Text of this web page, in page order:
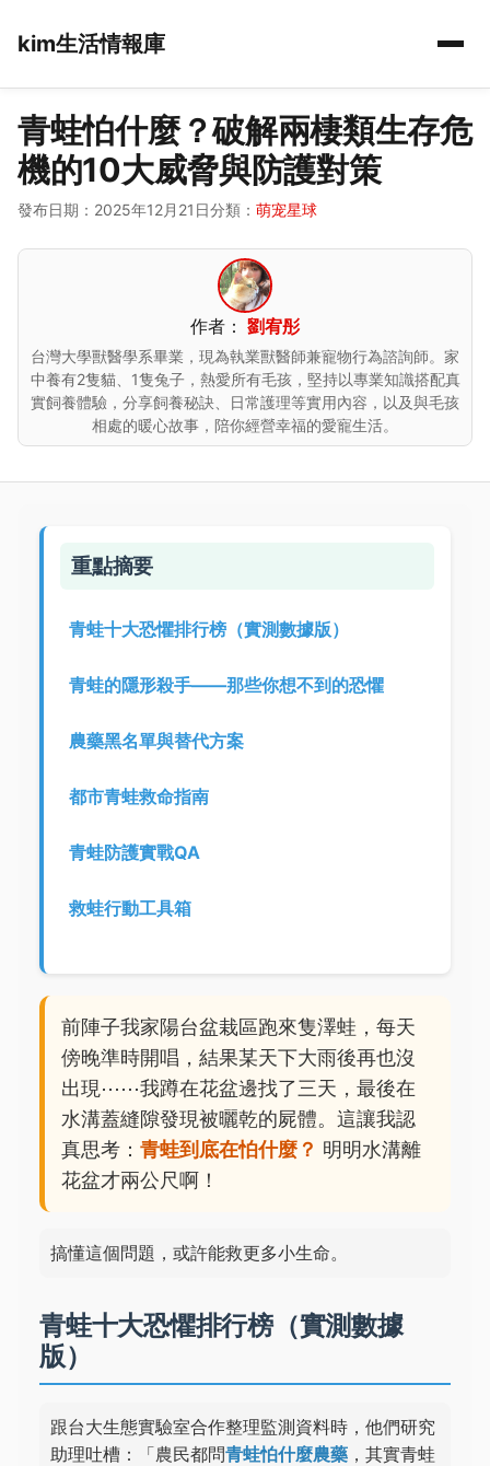
kim生活情報庫
青蛙怕什麼？破解兩棲類生存危
機的10大威脅與防護對策
發布日期：2025年12月21日分類： 萌宠星球
作者： 劉宥彤
台灣大學獸醫學系畢業，現為執業獸醫師兼寵物行為諮詢師。家
中養有2隻貓、1隻兔子，熱愛所有毛孩，堅持以專業知識搭配真
實飼養體驗，分享飼養秘訣、日常護理等實用內容，以及與毛孩
相處的暖心故事，陪你經營幸福的愛寵生活。
重點摘要
青蛙十大恐懼排行榜（實測數據版）
青蛙的隱形殺手——那些你想不到的恐懼
農藥黑名單與替代方案
都市青蛙救命指南
青蛙防護實戰QA
救蛙行動工具箱
前陣子我家陽台盆栽區跑來隻澤蛙，每天
傍晚準時開唱，結果某天下大雨後再也沒
出現⋯⋯我蹲在花盆邊找了三天，最後在
水溝蓋縫隙發現被曬乾的屍體。這讓我認
真思考： 青蛙到底在怕什麼？ 明明水溝離
花盆才兩公尺啊！
搞懂這個問題，或許能救更多小生命。
青蛙十大恐懼排行榜（實測數據
版）
跟台大生態實驗室合作整理監測資料時，他們研究
助理吐槽：「農民都問青蛙怕什麼農藥 ，其實青蛙